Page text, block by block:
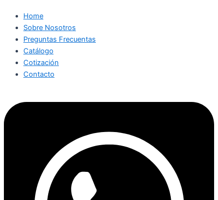
Home
Sobre Nosotros
Preguntas Frecuentas
Catálogo
Cotización
Contacto